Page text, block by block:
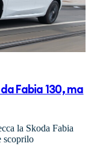
Fabia 130, ma
la Skoda Fabia
scoprilo